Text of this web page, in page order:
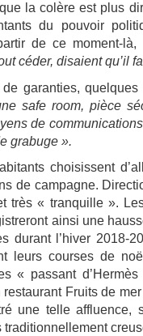
la colère est plus
du pouvoir
de ce moment-là,
céder, disaient qu’il
garanties,
safe room, pièce
de
grabuge ».
choisissent
de campagne.
très « tranquille ».
ainsi une
durant l’hiver 2018-
leurs courses de
« passant
restaurant Fruits de
une telle affluence,
traditionnellement